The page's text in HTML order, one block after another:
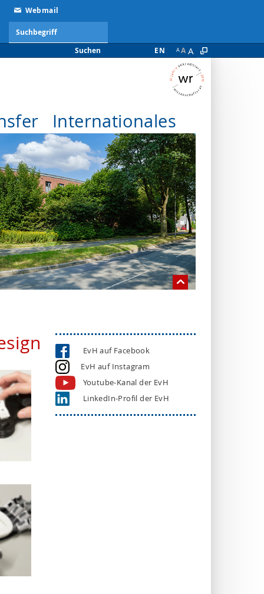
Webmail
Suchen EN A A A
Internationales
EvH auf Facebook
EvH auf Instagram
Youtube-Kanal der EvH
LinkedIn-Profil der EvH